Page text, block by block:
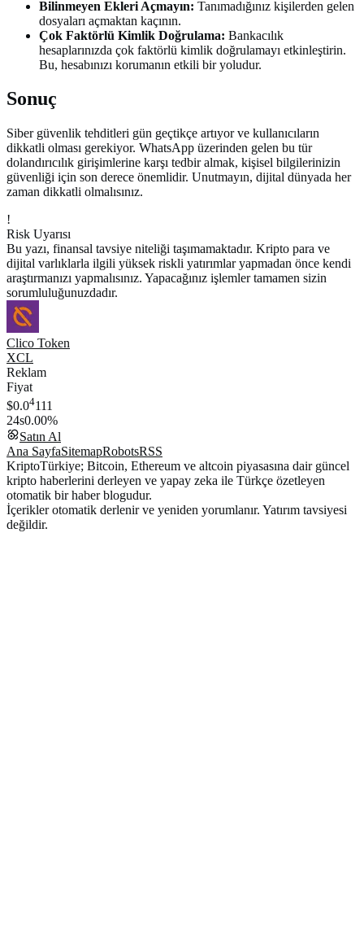
Bilinmeyen Ekleri Açmayın: Tanımadığınız kişilerden gelen
dosyaları açmaktan kaçının.
Çok Faktörlü Kimlik Doğrulama: Bankacılık
hesaplarınızda çok faktörlü kimlik doğrulamayı etkinleştirin.
Bu, hesabınızı korumanın etkili bir yoludur.
Sonuç
Siber güvenlik tehditleri gün geçtikçe artıyor ve kullanıcıların
dikkatli olması gerekiyor. WhatsApp üzerinden gelen bu tür
dolandırıcılık girişimlerine karşı tedbir almak, kişisel bilgilerinizin
güvenliği için son derece önemlidir. Unutmayın, dijital dünyada her
zaman dikkatli olmalısınız.
!
Risk Uyarısı
Bu yazı, finansal tavsiye niteliği taşımamaktadır. Kripto para ve
dijital varlıklarla ilgili yüksek riskli yatırımlar yapmadan önce kendi
araştırmanızı yapmalısınız. Yapacağınız işlemler tamamen sizin
sorumluluğunuzdadır.
Clico Token
XCL
Reklam
Fiyat
$0.04111
24s0.00%
Satın Al
Ana SayfaSitemapRobotsRSS
KriptoTürkiye; Bitcoin, Ethereum ve altcoin piyasasına dair güncel
kripto haberlerini derleyen ve yapay zeka ile Türkçe özetleyen
otomatik bir haber blogudur.
İçerikler otomatik derlenir ve yeniden yorumlanır. Yatırım tavsiyesi
değildir.